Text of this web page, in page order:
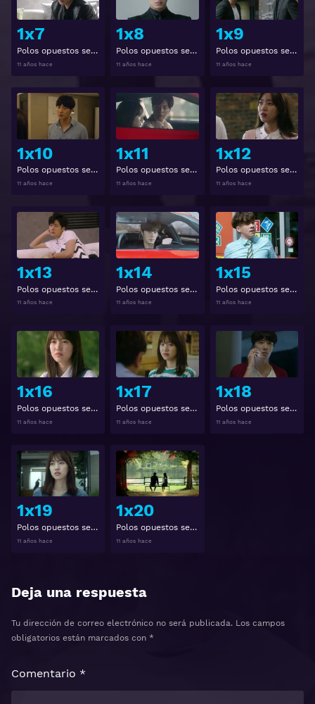
1x7
Polos opuestos se atraen 1x7
11 años hace
1x8
Polos opuestos se atraen 1x8
11 años hace
1x9
Polos opuestos se atraen 1x9
11 años hace
1x10
Polos opuestos se atraen 1x10
11 años hace
Ver
1x11
Polos opuestos se atraen 1x11
11 años hace
Ver
1x12
Polos opuestos se atraen 1x12
11 años hace
1x13
Polos opuestos se atraen 1x13
11 años hace
Ver
1x14
Polos opuestos se atraen 1x14
11 años hace
Ver
1x15
Polos opuestos se atraen 1x15
11 años hace
1x16
Polos opuestos se atraen 1x16
11 años hace
1x17
Polos opuestos se atraen 1x17
11 años hace
1x18
Polos opuestos se atraen 1x18
11 años hace
1x19
Polos opuestos se atraen 1x19
11 años hace
Ver
1x20
Polos opuestos se atraen 1x20
11 años hace
Deja una respuesta
Tu dirección de correo electrónico no será publicada. Los campos
obligatorios están marcados con *
Comentario *